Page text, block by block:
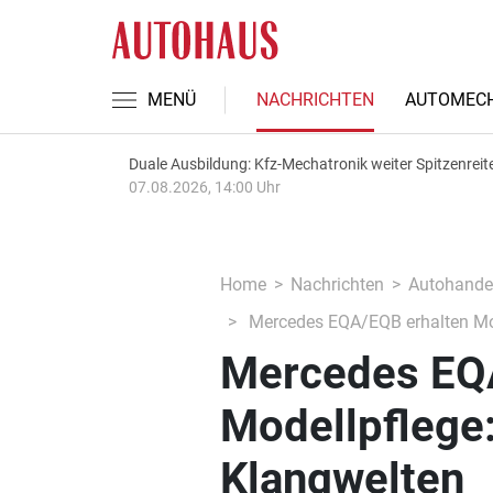
MENÜ NACHRICHTEN
Duale Ausbildung: Kfz-Mechatronik weiter
07.08.2026, 14:00 Uhr
Home Nachrichten
Mercedes EQA/EQB erhalten
Mercedes
Klangwelten